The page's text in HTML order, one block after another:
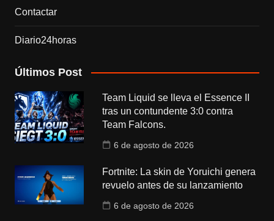
Contactar
Diario24horas
Últimos Post
Team Liquid se lleva el Essence II
tras un contundente 3:0 contra
Team Falcons.
6 de agosto de 2026
Fortnite: La skin de Yoruichi genera
revuelo antes de su lanzamiento
6 de agosto de 2026